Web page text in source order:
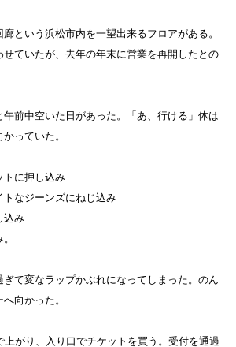
という浜松市内を一望出来るフロアがある。
せていたが、去年の年末に営業を再開したとの
前中空いた日があった。「あ、行ける」体は
っていた。
トに押し込み
なジーンズにねじ込み
込み
て変なラップかぶれになってしまった。のん
向かった。
上がり、入り口でチケットを買う。受付を通過